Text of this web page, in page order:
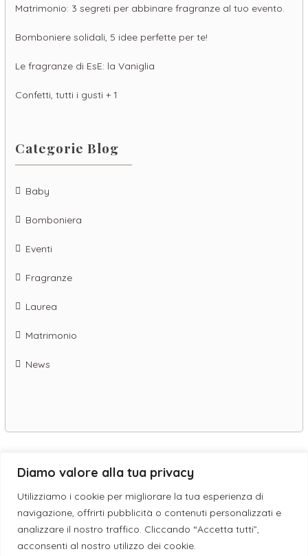
Diamo valore alla tua privacy
Utilizziamo i cookie per migliorare la tua esperienza di
navigazione, offrirti pubblicità o contenuti personalizzati e
analizzare il nostro traffico. Cliccando “Accetta tutti”,
acconsenti al nostro utilizzo dei cookie.
Matrimonio: 3 segreti per abbinare fragranze al tuo evento.
Bomboniere solidali, 5 idee perfette per te!
Le fragranze di EsE: la Vaniglia
Confetti, tutti i gusti + 1
Categorie Blog
Baby
Bomboniera
Eventi
Fragranze
Laurea
Matrimonio
News
GIACINTA | P.I. IT05198040759 - L'eleganza è un'attitudine -
FacebookInstagram
Pinterest